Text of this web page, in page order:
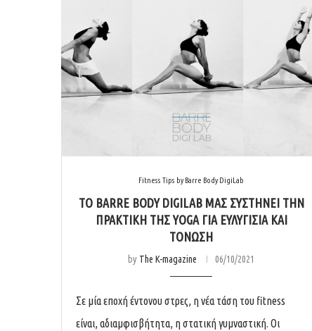
Fitness Tips by Barre Body DigiLab
ΤΟ BARRE BODY DIGILAB ΜΆΣ ΣΥΣΤΉΝΕΙ ΤΗΝ
ΠΡΑΚΤΙΚΉ ΤΗΣ YOGA ΓΙΑ ΕΥΛΥΓΙΣΊΑ ΚΑΙ
ΤΌΝΩΣΗ
by The K-magazine 06/10/2021
Σε μία εποχή έντονου στρες, η νέα τάση του fitness
είναι, αδιαμφισβήτητα, η στατική γυμναστική. Οι